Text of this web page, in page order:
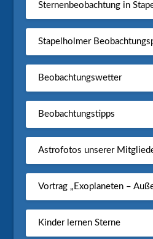
Sternenbeobachtung in
Stapelholmer
Beobachtungswetter
Beobachtungstipps
Astrofotos unserer
Vortrag „Exoplaneten –
Kinder lernen Sterne